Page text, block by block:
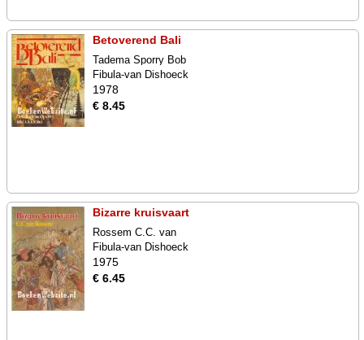
Betoverend Bali
Tadema Sporry Bob
Fibula-van Dishoeck
1978
€ 8.45
Bizarre kruisvaart
Rossem C.C. van
Fibula-van Dishoeck
1975
€ 6.45